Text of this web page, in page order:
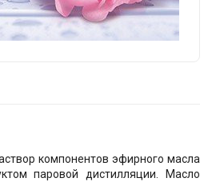
компонентов эфирного масла
паровой дистилляции. Масло